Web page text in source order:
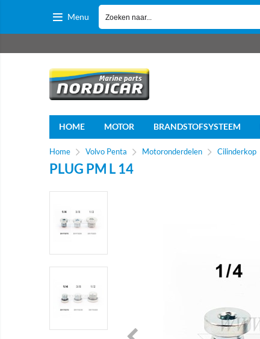
Menu
HOME MOTOR BRANDSTOFSYSTEEM
Home Volvo Penta Motoronderdelen Cilinderkop
PLUG PM L 14